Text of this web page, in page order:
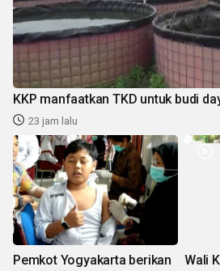
KKP manfaatkan TKD untuk budi
23 jam lalu
Pemkot Yogyakarta berikan
Wali